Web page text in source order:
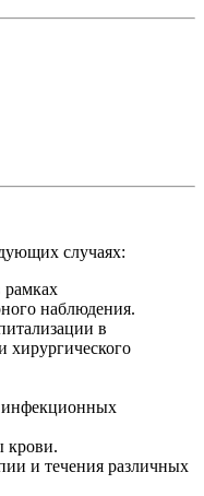
случаях:
рамках
наблюдения.
в
хирургического
инфекционных
крови.
и течения различных